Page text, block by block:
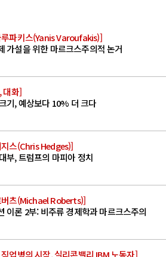
파키스(Yanis Varoufakis)]
가설을 위한 마르크스주의적 논거
대화]
기, 예상보다 10% 더 크다
스(Chris Hedges)]
부, 트럼프의 마피아 정치
버츠(Michael Roberts)]
이론 2부: 비주류 경제학과 마르크스주의
업병의 시작, 실리콘밸리 IBM 노동자]